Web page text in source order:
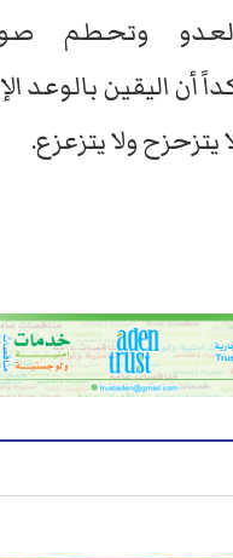
وتحطم
أن اليقين بالوعد
يتزحزح ولا يتزعزع.